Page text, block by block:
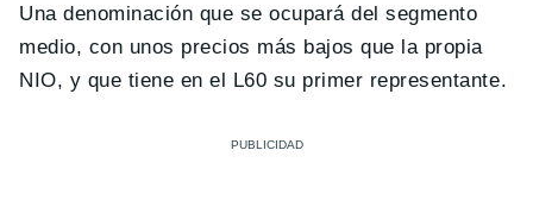
Una denominación que se ocupará del segmento
medio, con unos precios más bajos que la propia
NIO, y que tiene en el L60 su primer representante.